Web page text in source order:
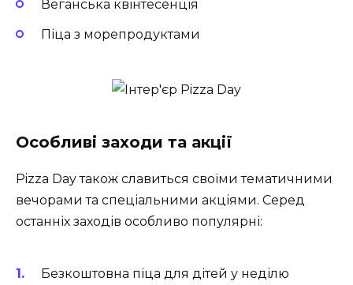
Веганська квінтесенція
Піца з морепродуктами
Особливі заходи та акції
Pizza Day також славиться своїми тематичними
вечорами та спеціальними акціями. Серед
останніх заходів особливо популярні:
Безкоштовна піца для дітей у неділю